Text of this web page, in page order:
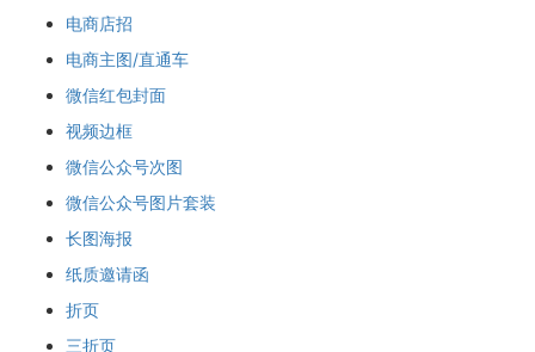
电商店招
电商主图/直通车
微信红包封面
视频边框
微信公众号次图
微信公众号图片套装
长图海报
纸质邀请函
折页
三折页